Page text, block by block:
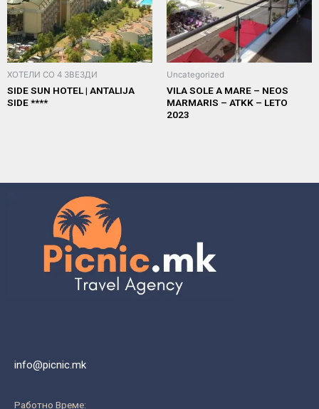
ХОТЕЛИ СО 4 ЗВЕЗДИ
SIDE SUN HOTEL | ANTALIJA
SIDE ****
Uncategorized
VILA SOLE A MARE – NEOS
MARMARIS – ATKK – LETO
2023
info@picnic.mk
Работно Време: